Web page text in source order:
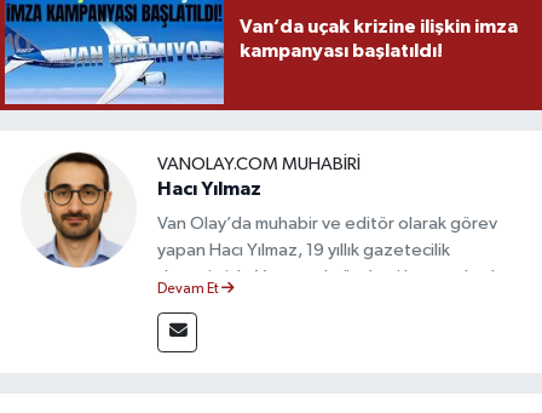
Van’da uçak krizine ilişkin imza
kampanyası başlatıldı!
VANOLAY.COM MUHABIRI
Hacı Yılmaz
Van Olay’da muhabir ve editör olarak görev
yapan Hacı Yılmaz, 19 yıllık gazetecilik
deneyimiyle Van yerel gündemi başta olmak
takip etmektedir. Editoryal sürece katkı sunan
Yılmaz, tarafsızlık, doğruluk ve etik ilkeler
Devam Et